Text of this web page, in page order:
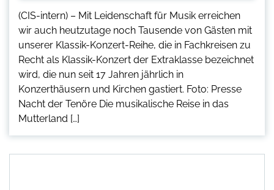
(CIS-intern) – Mit Leidenschaft für Musik erreichen
wir auch heutzutage noch Tausende von Gästen mit
unserer Klassik-Konzert-Reihe, die in Fachkreisen zu
Recht als Klassik-Konzert der Extraklasse bezeichnet
wird, die nun seit 17 Jahren jährlich in
Konzerthäusern und Kirchen gastiert. Foto: Presse
Nacht der Tenöre Die musikalische Reise in das
Mutterland […]